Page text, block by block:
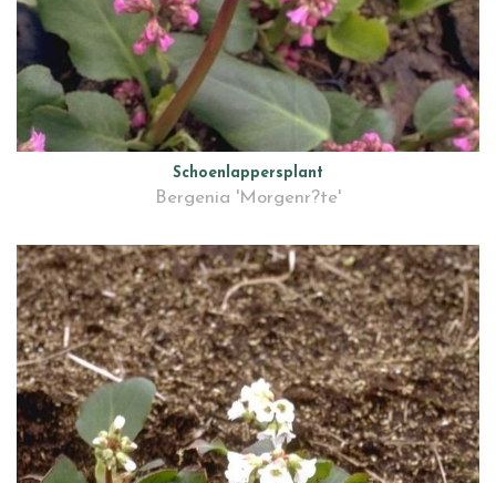
Schoenlappersplant
Bergenia 'Morgenr?te'